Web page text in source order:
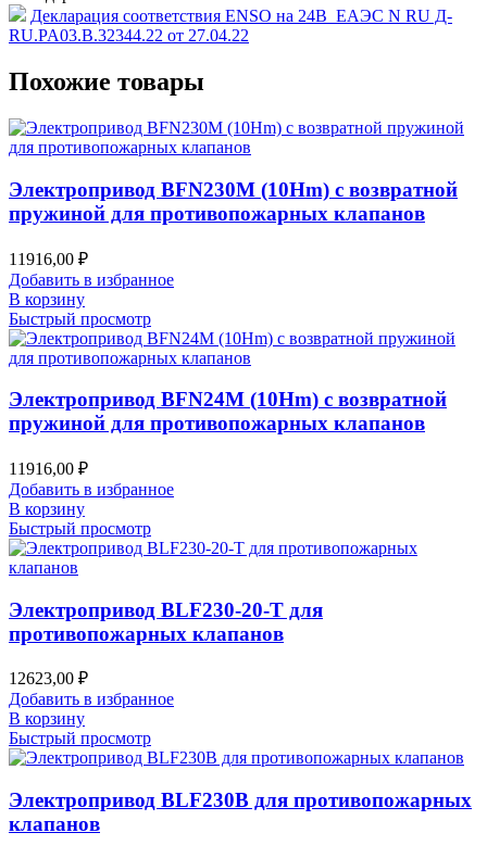
Декларация соответствия ENSO на 24B_ЕАЭС N RU Д-
RU.PA03.B.32344.22 от 27.04.22
Похожие товары
Электропривод BFN230M (10Hm) с возвратной
пружиной для противопожарных клапанов
11916,00 ₽
Добавить в избранное
В корзину
Быстрый просмотр
Электропривод BFN24M (10Hm) с возвратной
пружиной для противопожарных клапанов
11916,00 ₽
Добавить в избранное
В корзину
Быстрый просмотр
Электропривод BLF230-20-T для
противопожарных клапанов
12623,00 ₽
Добавить в избранное
В корзину
Быстрый просмотр
Электропривод BLF230B для противопожарных
клапанов